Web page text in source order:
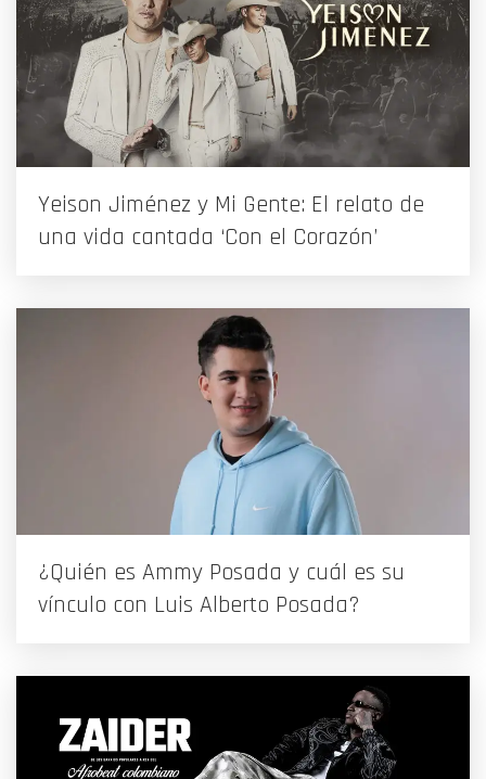
Yeison Jiménez y Mi Gente: El relato de
una vida cantada ‘Con el Corazón’
¿Quién es Ammy Posada y cuál es su
vínculo con Luis Alberto Posada?